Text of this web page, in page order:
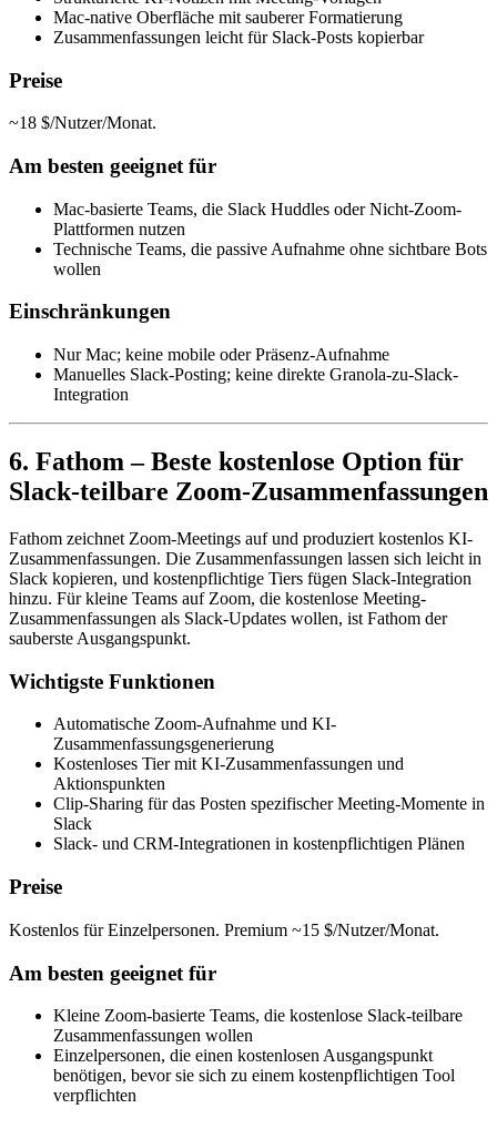
Mac-native Oberfläche mit sauberer Formatierung
Zusammenfassungen leicht für Slack-Posts kopierbar
Preise
~18 $/Nutzer/Monat.
Am besten geeignet für
Mac-basierte Teams, die Slack Huddles oder Nicht-Zoom-
Plattformen nutzen
Technische Teams, die passive Aufnahme ohne sichtbare Bots
wollen
Einschränkungen
Nur Mac; keine mobile oder Präsenz-Aufnahme
Manuelles Slack-Posting; keine direkte Granola-zu-Slack-
Integration
6. Fathom – Beste kostenlose Option für
Slack-teilbare Zoom-Zusammenfassungen
Fathom zeichnet Zoom-Meetings auf und produziert kostenlos KI-
Zusammenfassungen. Die Zusammenfassungen lassen sich leicht in
Slack kopieren, und kostenpflichtige Tiers fügen Slack-Integration
hinzu. Für kleine Teams auf Zoom, die kostenlose Meeting-
Zusammenfassungen als Slack-Updates wollen, ist Fathom der
sauberste Ausgangspunkt.
Wichtigste Funktionen
Automatische Zoom-Aufnahme und KI-
Zusammenfassungsgenerierung
Kostenloses Tier mit KI-Zusammenfassungen und
Aktionspunkten
Clip-Sharing für das Posten spezifischer Meeting-Momente in
Slack
Slack- und CRM-Integrationen in kostenpflichtigen Plänen
Preise
Kostenlos für Einzelpersonen. Premium ~15 $/Nutzer/Monat.
Am besten geeignet für
Kleine Zoom-basierte Teams, die kostenlose Slack-teilbare
Zusammenfassungen wollen
Einzelpersonen, die einen kostenlosen Ausgangspunkt
benötigen, bevor sie sich zu einem kostenpflichtigen Tool
verpflichten